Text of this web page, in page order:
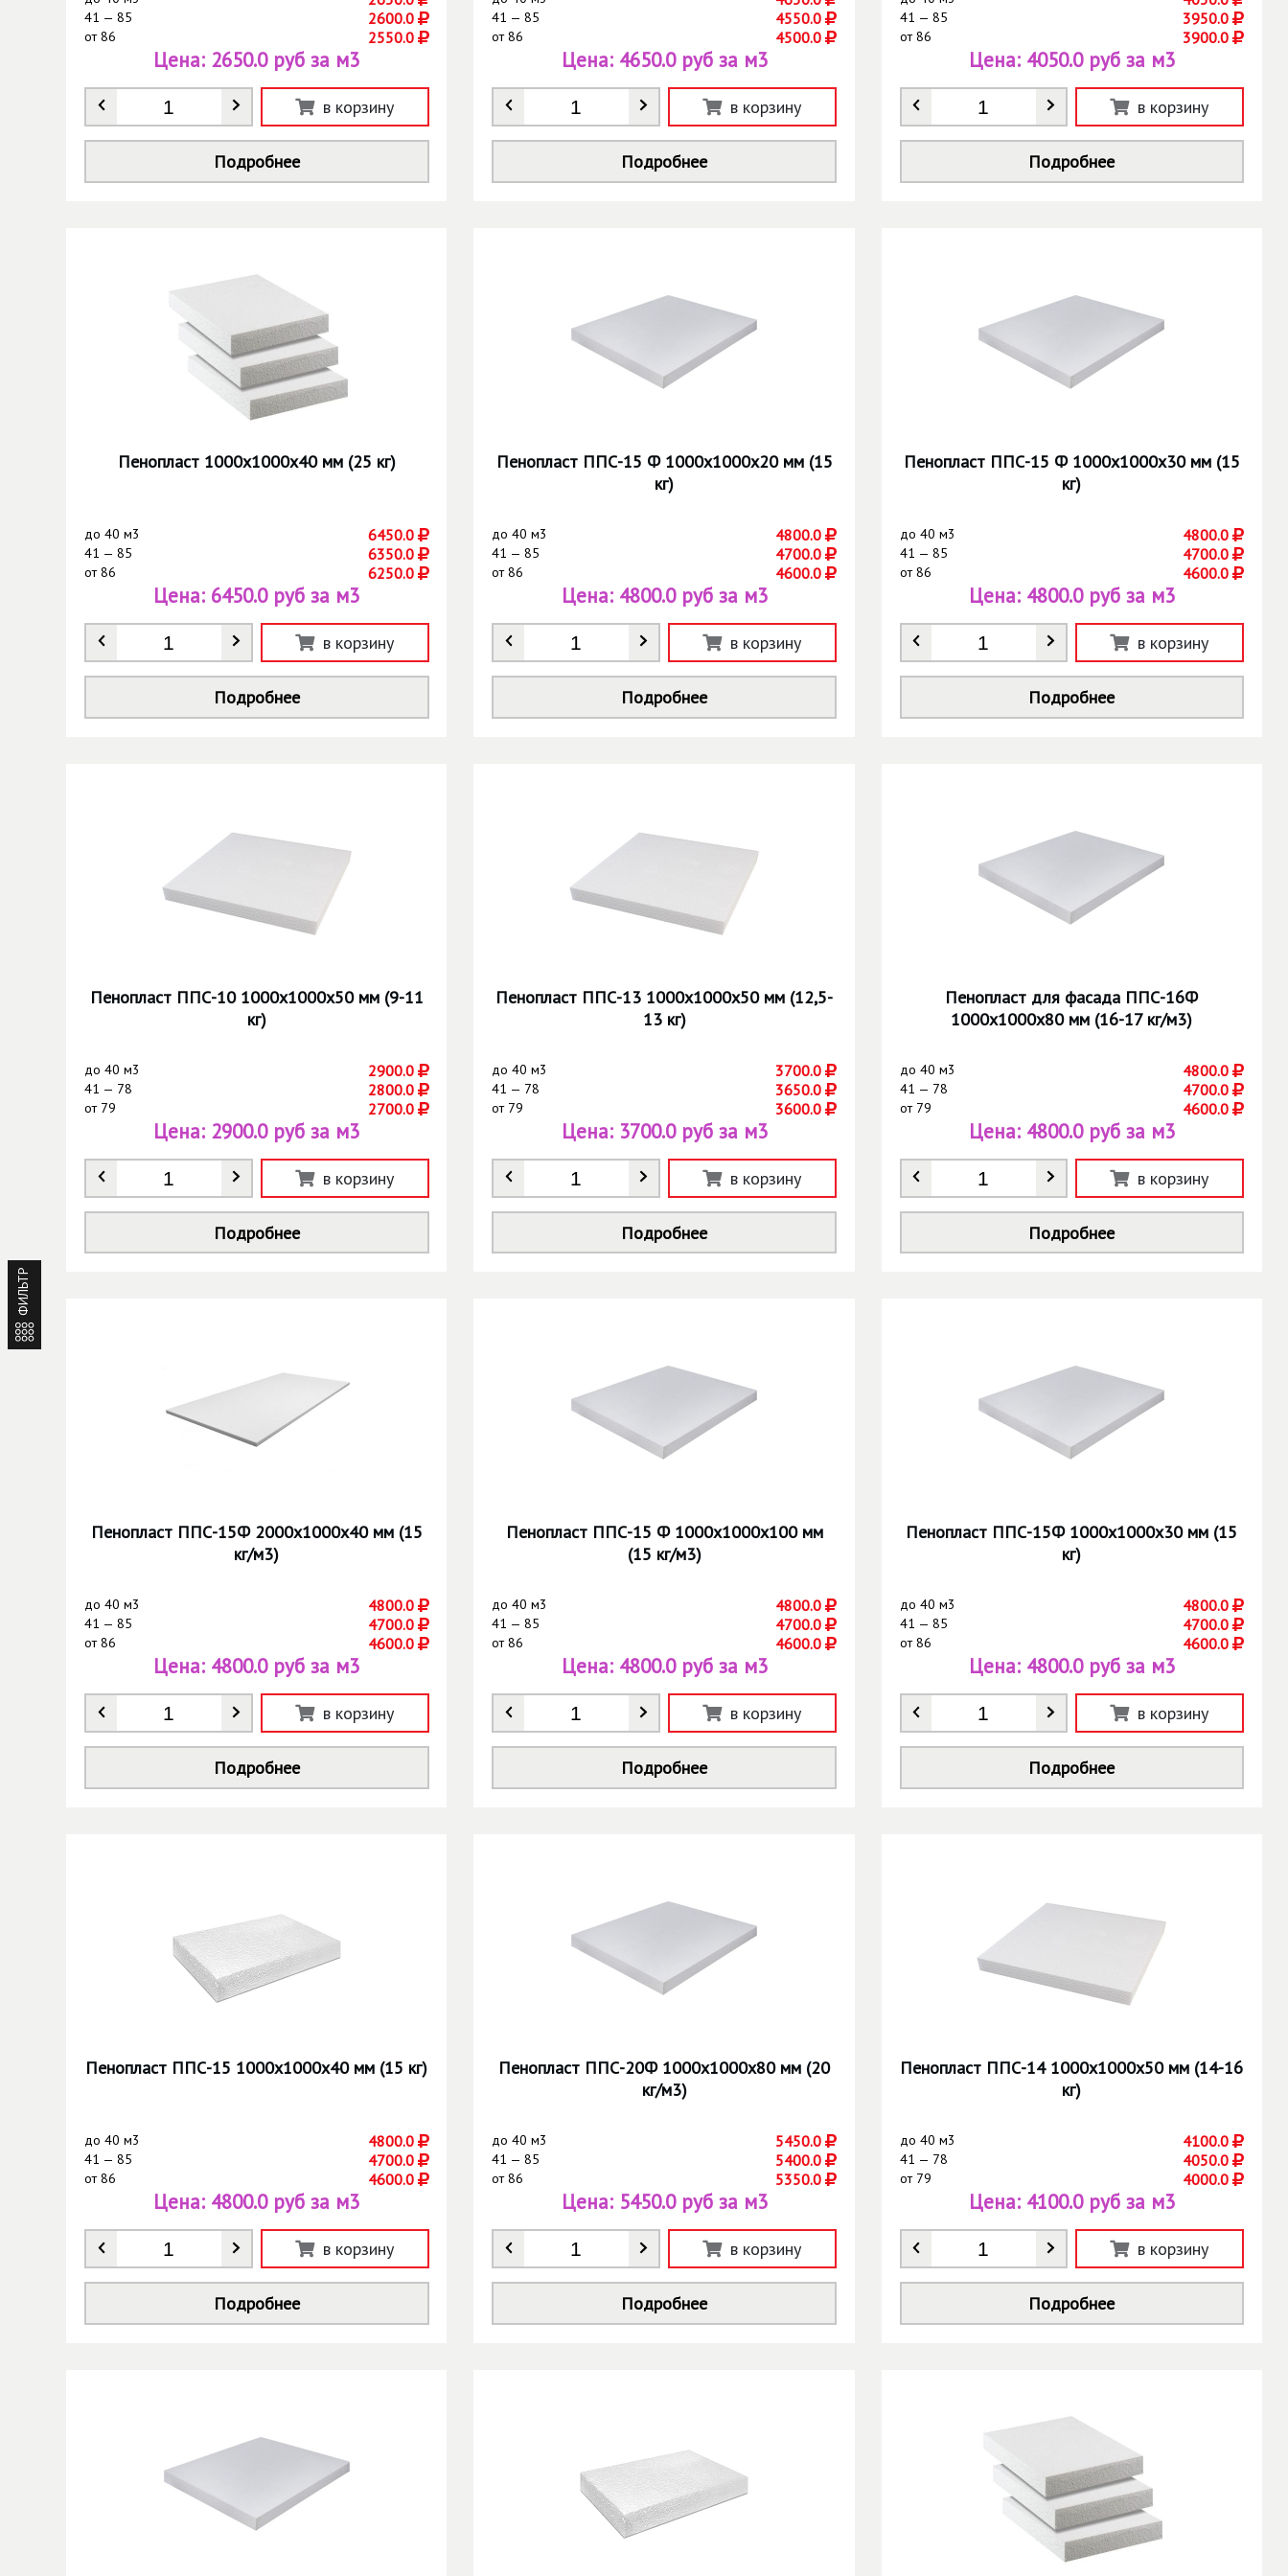
ФИЛЬТР
41 — 85 2600.0
от86 2550.0
Количество *
Цена: 2650.0 руб за м3
в корзину
Подробнее
41 — 85 4550.0
от86 4500.0
Количество *
Цена: 4650.0 руб за м3
в корзину
Подробнее
41 — 85 3950.0
от86 3900.0
Количество *
Цена: 4050.0 руб за м3
в корзину
Подробнее
Пенопласт 1000х1000х40 мм (25 кг)
до 40 м3 6450.0
41 — 85 6350.0
от86 6250.0
Количество *
Цена: 6450.0 руб за м3
в корзину
Подробнее
Пенопласт ППС-15 Ф 1000х1000х20 мм (15
кг)
до 40 м3 4800.0
41 — 85 4700.0
от86 4600.0
Количество *
Цена: 4800.0 руб за м3
в корзину
Подробнее
Пенопласт ППС-15 Ф 1000х1000х30 мм (15
кг)
до 40 м3 4800.0
41 — 85 4700.0
от86 4600.0
Количество *
Цена: 4800.0 руб за м3
в корзину
Подробнее
Пенопласт ППС-10 1000х1000х50 мм (9-11
кг)
до 40 м3 2900.0
41 — 78 2800.0
от79 2700.0
Количество *
Цена: 2900.0 руб за м3
в корзину
Подробнее
Пенопласт ППС-13 1000х1000х50 мм (12,5-
13 кг)
до 40 м3 3700.0
41 — 78 3650.0
от79 3600.0
Количество *
Цена: 3700.0 руб за м3
в корзину
Подробнее
Пенопласт для фасада ППС-16Ф
1000х1000х80 мм (16-17 кг/м3)
до 40 м3 4800.0
41 — 78 4700.0
от79 4600.0
Количество *
Цена: 4800.0 руб за м3
в корзину
Подробнее
Пенопласт ППС-15Ф 2000х1000х40 мм (15
кг/м3)
до 40 м3 4800.0
41 — 85 4700.0
от86 4600.0
Количество *
Цена: 4800.0 руб за м3
в корзину
Подробнее
Пенопласт ППС-15 Ф 1000х1000х100 мм
(15 кг/м3)
до 40 м3 4800.0
41 — 85 4700.0
от86 4600.0
Количество *
Цена: 4800.0 руб за м3
в корзину
Подробнее
Пенопласт ППС-15Ф 1000х1000х30 мм (15
кг)
до 40 м3 4800.0
41 — 85 4700.0
от86 4600.0
Количество *
Цена: 4800.0 руб за м3
в корзину
Подробнее
Пенопласт ППС-15 1000х1000х40 мм (15 кг)
до 40 м3 4800.0
41 — 85 4700.0
от86 4600.0
Количество *
Цена: 4800.0 руб за м3
в корзину
Подробнее
Пенопласт ППС-20Ф 1000х1000х80 мм (20
кг/м3)
до 40 м3 5450.0
41 — 85 5400.0
от86 5350.0
Количество *
Цена: 5450.0 руб за м3
в корзину
Подробнее
Пенопласт ППС-14 1000х1000х50 мм (14-16
кг)
до 40 м3 4100.0
41 — 78 4050.0
от79 4000.0
Количество *
Цена: 4100.0 руб за м3
в корзину
Подробнее